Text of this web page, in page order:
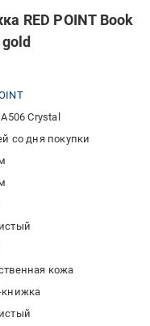
RED POINT Book
Crystal
со дня покупки
кожа
книжка